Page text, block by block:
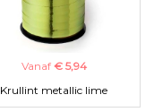
Vanaf € 5,94
Krullint metallic lime